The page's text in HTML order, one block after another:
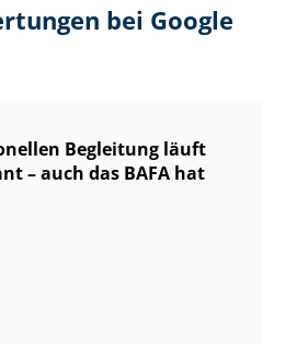
bei Google
Begleitung läuft
– auch das BAFA hat